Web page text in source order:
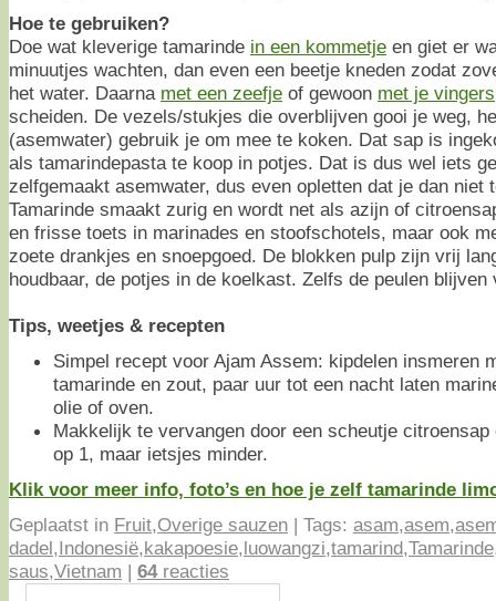
Hoe te gebruiken?
Doe wat kleverige tamarinde in een kommetje en giet er
minuutjes wachten, dan even een beetje kneden zodat
het water. Daarna met een zeefje of gewoon met je vingers
scheiden. De vezels/stukjes die overblijven gooi je weg,
(asemwater) gebruik je om mee te koken. Dat sap is
als tamarindepasta te koop in potjes. Dat is dus wel iets
zelfgemaakt asemwater, dus even opletten dat je dan niet
Tamarinde smaakt zurig en wordt net als azijn of
en frisse toets in marinades en stoofschotels, maar ook
zoete drankjes en snoepgoed. De blokken pulp zijn vrij
houdbaar, de potjes in de koelkast. Zelfs de peulen
Tips, weetjes & recepten
Simpel recept voor Ajam Assem: kipdelen insmeren
tamarinde en zout, paar uur tot een nacht laten
olie of oven.
Makkelijk te vervangen door een scheutje
op 1, maar ietsjes minder.
Klik voor meer info, foto’s en hoe je zelf tamarinde
Geplaatst in Fruit,Overige sauzen | Tags: asam,asem,
dadel,Indonesië,kakapoesie,luowangzi,tamarind,Tamarinde
saus,Vietnam | 64reacties